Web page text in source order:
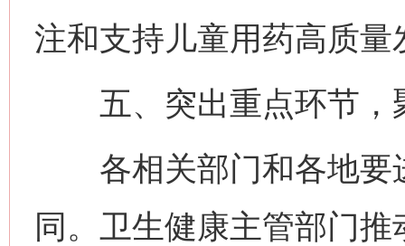
注和支持儿童用药高质量
五、突出重点环节，
各相关部门和各地要
同。卫生健康主管部门